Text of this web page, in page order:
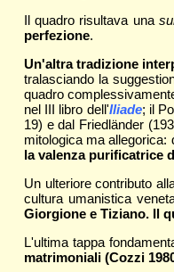
Il quadro risultava una
perfezione.
Un'altra tradizione
tralasciando la
quadro
nel III libro dell'Iliade; il
19) e dal Friedländer
mitologica ma
la valenza purificatrice
Un ulteriore contributo
cultura umanistica
Giorgione e Tiziano. Il
L'ultima tappa
matrimoniali (Cozzi